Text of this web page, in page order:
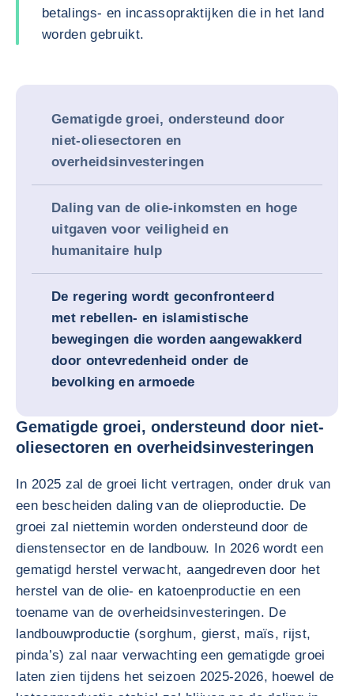
betalings- en incassopraktijken die in het land
worden gebruikt.
Gematigde groei, ondersteund door
niet-oliesectoren en
overheidsinvesteringen
Daling van de olie-inkomsten en hoge
uitgaven voor veiligheid en
humanitaire hulp
De regering wordt geconfronteerd
met rebellen- en islamistische
bewegingen die worden aangewakkerd
door ontevredenheid onder de
bevolking en armoede
Gematigde groei, ondersteund door niet-
oliesectoren en overheidsinvesteringen
In 2025 zal de groei licht vertragen, onder druk van
een bescheiden daling van de olieproductie. De
groei zal niettemin worden ondersteund door de
dienstensector en de landbouw. In 2026 wordt een
gematigd herstel verwacht, aangedreven door het
herstel van de olie- en katoenproductie en een
toename van de overheidsinvesteringen. De
landbouwproductie (sorghum, gierst, maïs, rijst,
pinda’s) zal naar verwachting een gematigde groei
laten zien tijdens het seizoen 2025-2026, hoewel de